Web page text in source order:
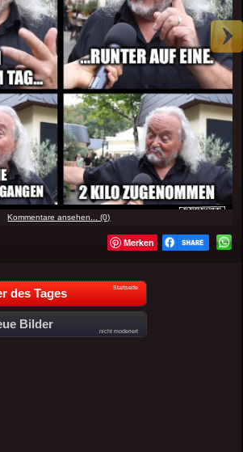
Kommentare ansehen... (0)
Merken
des Tages Startseite
Bilder
nicht moderiert